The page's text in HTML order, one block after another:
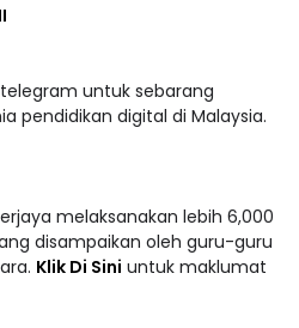
untuk sebarang
pendidikan digital di Malaysia.
melaksanakan lebih 6,000
disampaikan oleh guru-guru
Klik Di Sini untuk maklumat